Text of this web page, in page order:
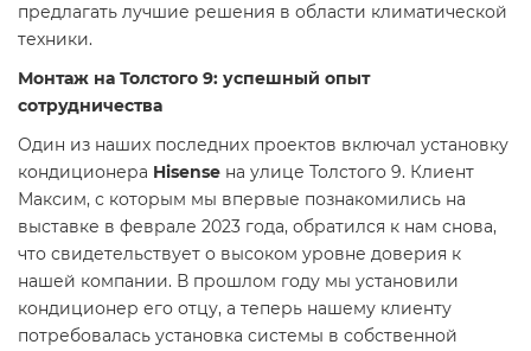
предлагать лучшие решения в области климатической
техники.
Монтаж на Толстого 9: успешный опыт
сотрудничества
Один из наших последних проектов включал установку
кондиционера Hisense на улице Толстого 9. Клиент
Максим, с которым мы впервые познакомились на
выставке в феврале 2023 года, обратился к нам снова,
что свидетельствует о высоком уровне доверия к
нашей компании. В прошлом году мы установили
кондиционер его отцу, а теперь нашему клиенту
потребовалась установка системы в собственной